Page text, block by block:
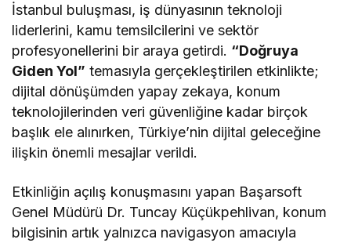
İstanbul buluşması, iş dünyasının teknoloji
liderlerini, kamu temsilcilerini ve sektör
profesyonellerini bir araya getirdi. “Doğruya
Giden Yol” temasıyla gerçekleştirilen etkinlikte;
dijital dönüşümden yapay zekaya, konum
teknolojilerinden veri güvenliğine kadar birçok
başlık ele alınırken, Türkiye’nin dijital geleceğine
ilişkin önemli mesajlar verildi.
Etkinliğin açılış konuşmasını yapan Başarsoft
Genel Müdürü Dr. Tuncay Küçükpehlivan, konum
bilgisinin artık yalnızca navigasyon amacıyla